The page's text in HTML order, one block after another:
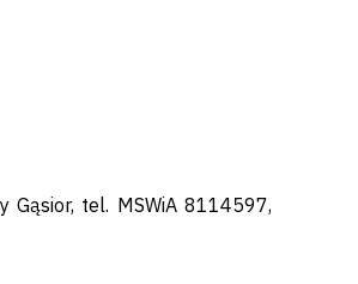
Gąsior, tel. MSWiA 8114597,